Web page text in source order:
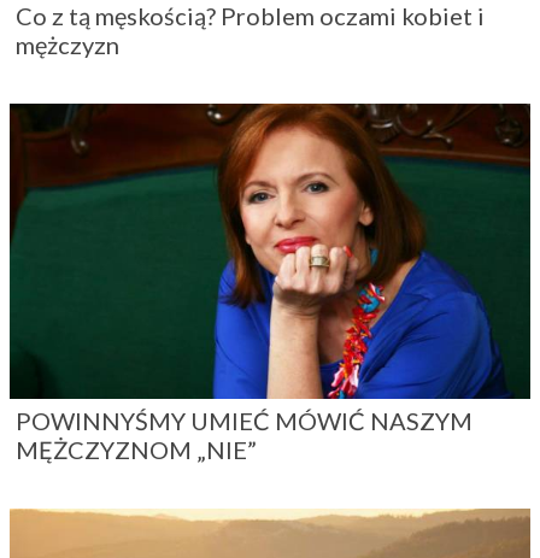
Co z tą męskością? Problem oczami kobiet i
mężczyzn
POWINNYŚMY UMIEĆ MÓWIĆ NASZYM
MĘŻCZYZNOM „NIE”